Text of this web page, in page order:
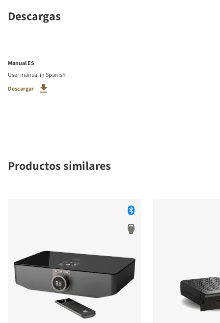
Descargas
Manual ES
User manual in Spanish
Descargar
Productos similares